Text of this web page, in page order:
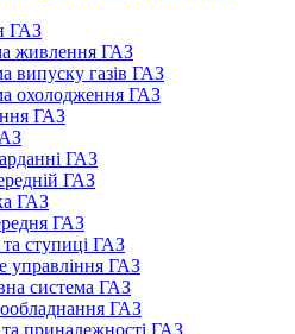
ГАЗ
живлення ГАЗ
випуску газів ГАЗ
охолодження ГАЗ
ГАЗ
ГАЗ
ГАЗ
ГАЗ
ГАЗ
ступиці ГАЗ
управління ГАЗ
система ГАЗ
ГАЗ
приналежності ГАЗ